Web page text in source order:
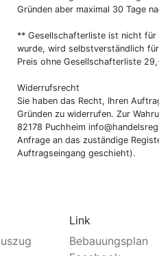
Gründen aber maximal 30 Tage
** Gesellschafterliste ist nicht für
wurde, wird selbstverständlich
Preis ohne Gesellschafterliste
Widerrufsrecht
Sie haben das Recht, Ihren
Gründen zu widerrufen. Zur
82178 Puchheim
Anfrage an das zuständige
Auftragseingang geschieht).
Link
Bebauungsplan